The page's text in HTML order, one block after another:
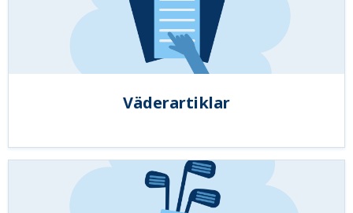
Väderartiklar